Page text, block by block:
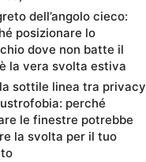
dell’angolo cieco:
posizionare lo
dove non batte il
la vera svolta estiva
sottile linea tra privacy
perché
le finestre potrebbe
la svolta per il tuo